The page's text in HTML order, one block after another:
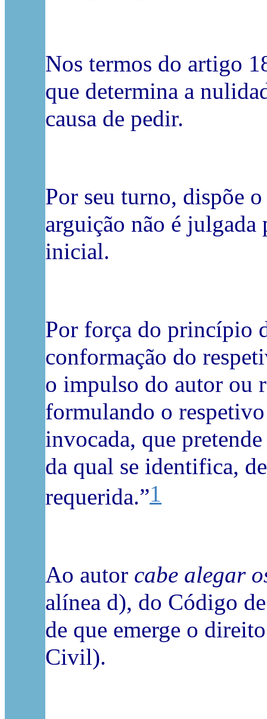
Nos termos do artigo
que determina a
causa de pedir.
Por seu turno, dispõe
arguição não é
inicial.
Por força do princípio
conformação do
o impulso do autor ou
formulando o
invocada, que
da qual se identifica,
requerida.”1
Ao autor cabe alegar
alínea d), do Código
de que emerge o
Civil).